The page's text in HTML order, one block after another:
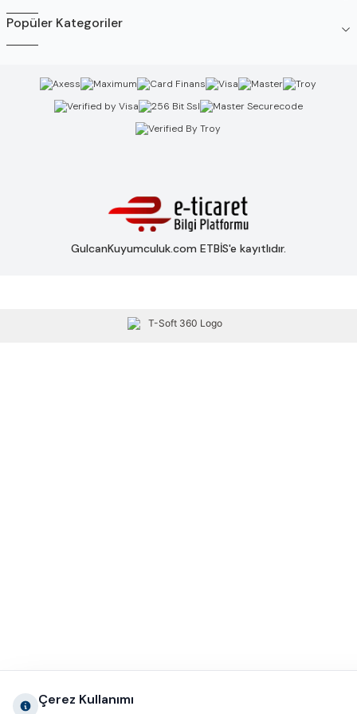
Popüler Kategoriler
GulcanKuyumculuk.com ETBİS'e kayıtlıdır.
Çerez Kullanımı